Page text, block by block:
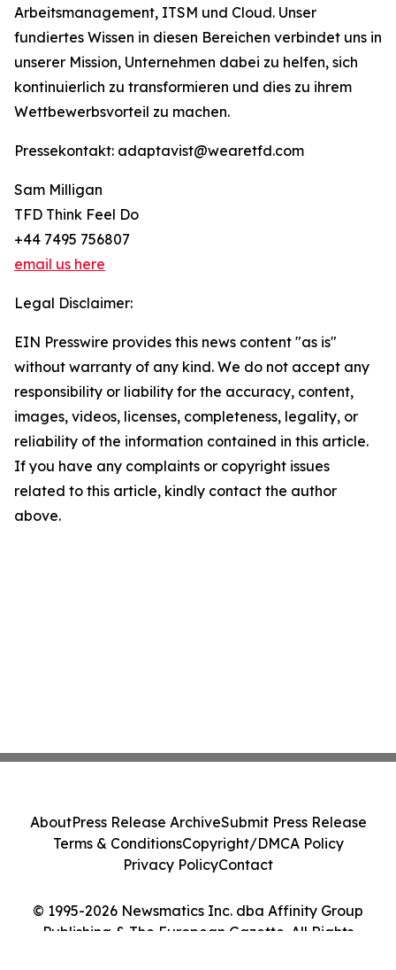
Arbeitsmanagement, ITSM und Cloud. Unser
fundiertes Wissen in diesen Bereichen verbindet uns in
unserer Mission, Unternehmen dabei zu helfen, sich
kontinuierlich zu transformieren und dies zu ihrem
Wettbewerbsvorteil zu machen.
Pressekontakt: adaptavist@wearetfd.com
Sam Milligan
TFD Think Feel Do
+44 7495 756807
email us here
Legal Disclaimer:
EIN Presswire provides this news content "as is"
without warranty of any kind. We do not accept any
responsibility or liability for the accuracy, content,
images, videos, licenses, completeness, legality, or
reliability of the information contained in this article.
If you have any complaints or copyright issues
related to this article, kindly contact the author
above.
© 1995-2026 Newsmatics Inc. dba Affinity Group
Publishing & The European Gazette. All Rights
AboutPress Release ArchiveSubmit Press Release
Terms & ConditionsCopyright/DMCA Policy
Privacy PolicyContact